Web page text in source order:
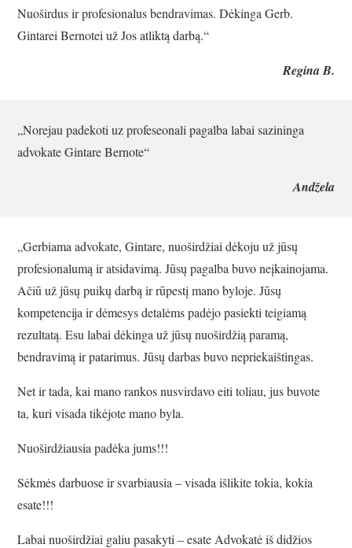
Nuoširdus ir profesionalus bendravimas. Dėkinga Gerb.
Gintarei Bernotei už Jos atliktą darbą.“
Regina B.
„Norejau padekoti uz profeseonali pagalba labai sazininga
advokate Gintare Bernote“
Andžela
„Gerbiama advokate, Gintare, nuoširdžiai dėkoju už jūsų
profesionalumą ir atsidavimą. Jūsų pagalba buvo neįkainojama.
Ačiū už jūsų puikų darbą ir rūpestį mano byloje. Jūsų
kompetencija ir dėmesys detalėms padėjo pasiekti teigiamą
rezultatą. Esu labai dėkinga už jūsų nuoširdžią paramą,
bendravimą ir patarimus. Jūsų darbas buvo nepriekaištingas.
Net ir tada, kai mano rankos nusvirdavo eiti toliau, jus buvote
ta, kuri visada tikėjote mano byla.
Nuoširdžiausia padėka jums!!!
Sėkmės darbuose ir svarbiausia – visada išlikite tokia, kokia
esate!!!
Labai nuoširdžiai galiu pasakyti – esate Advokatė iš didžios